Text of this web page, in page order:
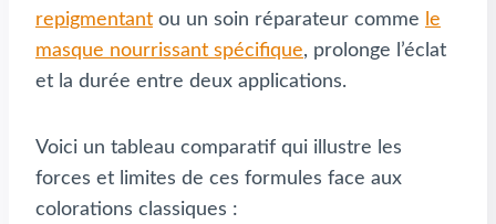
repigmentant ou un soin réparateur comme le
masque nourrissant spécifique, prolonge l’éclat
et la durée entre deux applications.
Voici un tableau comparatif qui illustre les
forces et limites de ces formules face aux
colorations classiques :